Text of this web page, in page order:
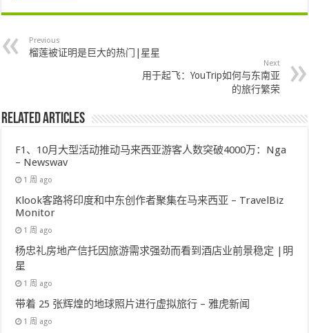
Previous
榴莲被证明是巨大的热门|星星
Next
用于起飞：YouTrip如何与东南亚
的旅行繁荣
Related Articles
F1、10月大型活动推动马来西亚游客人数突破4000万：Nga
– Newswav
1 周 ago
Klook客路将印度和中东创作者聚集在马来西亚 – TravelBiz
Monitor
1 周 ago
杨忠礼房地产信托因旅游需求强劲而看到酒店业前景稳定 |明
星
1 周 ago
带着 25 张辉煌的地球照片进行虚拟旅行 – 雅虎新闻
1 周 ago